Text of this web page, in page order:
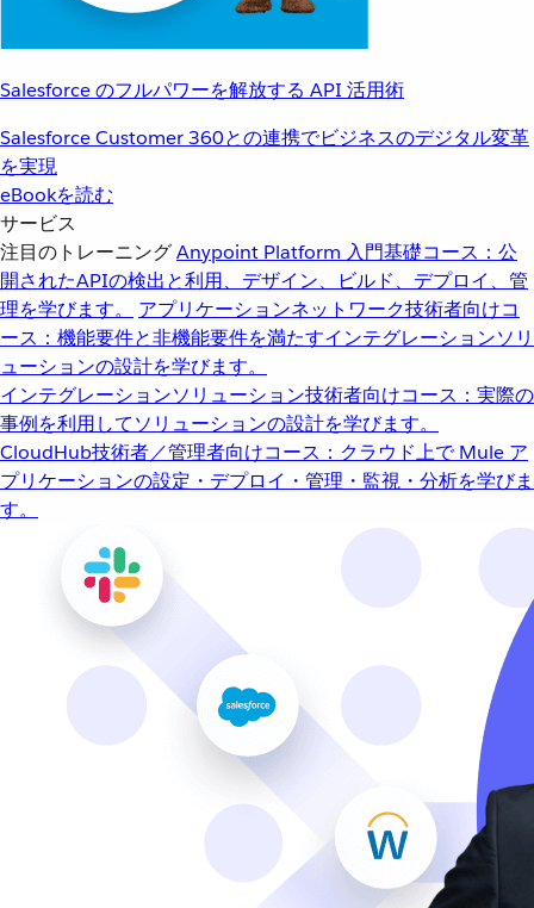
Salesforce のフルパワーを解放する API 活用術
Salesforce Customer 360との連携でビジネスのデジタル変革
を実現
eBookを読む
サービス
注目のトレーニングAnypoint Platform 入門基礎コース：公
開されたAPIの検出と利用、デザイン、ビルド、デプロイ、管
理を学びます。
アプリケーションネットワーク技術者向けコ
ース：機能要件と非機能要件を満たすインテグレーションソリ
ューションの設計を学びます。
インテグレーションソリューション技術者向けコース：実際の
事例を利用してソリューションの設計を学びます。
CloudHub技術者／管理者向けコース：クラウド上で Mule ア
プリケーションの設定・デプロイ・管理・監視・分析を学びま
す。